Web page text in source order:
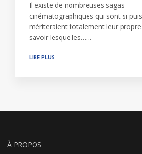
Il existe de nombreuses sagas
cinématographiques qui sont si
mériteraient totalement leur propre
savoir lesquelles……
LIRE PLUS
À PROPOS